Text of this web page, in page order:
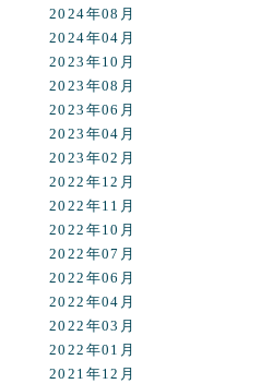
2024年08月
2024年04月
2023年10月
2023年08月
2023年06月
2023年04月
2023年02月
2022年12月
2022年11月
2022年10月
2022年07月
2022年06月
2022年04月
2022年03月
2022年01月
2021年12月